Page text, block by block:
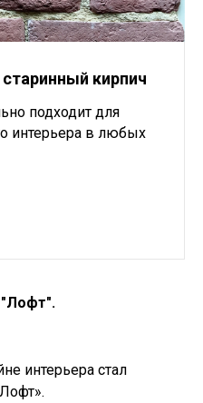
кирпич
подходит для
интерьера в любых
интерьера стал